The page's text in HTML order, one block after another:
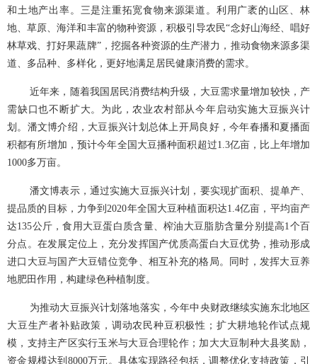
和土地产出率。三是注重拓宽食物来源渠道。利用广袤的山区、林
地、草原、海洋和丰富的物种资源，积极引导农民“念好山海经、唱好
林草戏、打好果蔬牌”，挖掘各种资源的生产潜力，推动食物来源多渠
道、多品种、多样化，更好地满足居民健康消费的需求。
近年来，随着我国居民消费结构升级，大豆需求量增加较快，产
需缺口也不断扩大。为此，农业农村部从今年启动实施大豆振兴计
划。潘文博介绍，大豆振兴计划总体上开局良好，今年春播和夏播面
积都有所增加，预计今年全国大豆播种面积超过1.3亿亩，比上年增加
1000多万亩。
潘文博表示，通过实施大豆振兴计划，要实现扩面积、提单产、
提品质的目标，力争到2020年全国大豆种植面积达1.4亿亩，平均亩产
达135公斤，食用大豆蛋白质含量、榨油大豆脂肪含量分别提高1个百
分点。在发展定位上，充分发挥国产优质高蛋白大豆优势，推动形成
进口大豆与国产大豆错位竞争、相互补充的格局。同时，发挥大豆养
地肥田作用，构建绿色种植制度。
为推动大豆振兴计划落地落实，今年中央财政继续实施东北地区
大豆生产者补贴政策，调动农民种豆积极性；扩大耕地轮作试点规
模，支持主产区实行玉米与大豆合理轮作；加大大豆制种大县奖励，
资金规模达到 8000万元。具体实现路径包括，调整优化支持政策，引